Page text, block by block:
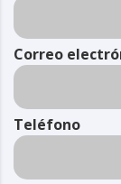
Correo
Teléfono